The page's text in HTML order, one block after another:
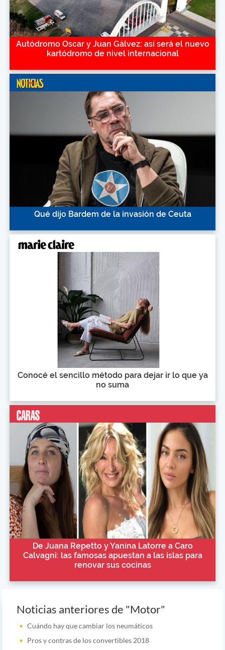
Autódromo Oscar y Juan Gálvez: así será el nuevo
kartódromo de nivel internacional
Qué dijo Bardem de la invasión de Ceuta
Conocé el sencillo método para dejar ir lo que ya
no suma
De Juana Repetto y Yanina Latorre a Caro
Calvagni: las famosas apuestan a las islas para
renovar sus cocinas
Noticias anteriores de "Motor"
Cuándo hay que cambiar los neumáticos
Pros y contras de los convertibles 2018